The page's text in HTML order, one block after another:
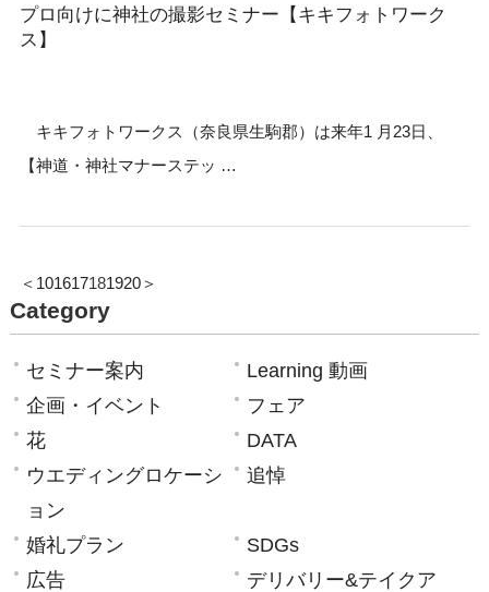
プロ向けに神社の撮影セミナー【キキフォトワーク
ス】
キキフォトワークス（奈良県生駒郡）は来年1 月23日、
【神道・神社マナーステッ …
＜ 101617181920＞
Category
セミナー案内
Learning 動画
企画・イベント
フェア
花
DATA
ウエディングロケーシ
ョン
追悼
婚礼プラン
SDGs
広告
デリバリー&テイクア